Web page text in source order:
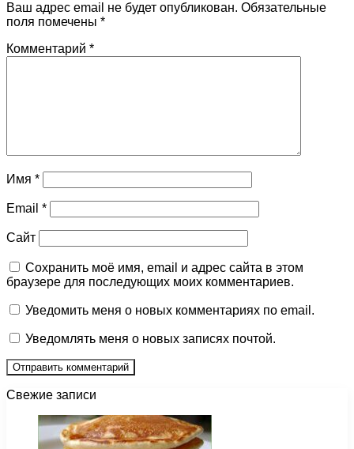
Ваш адрес email не будет опубликован. Обязательные
поля помечены *
Комментарий *
Имя *
Email *
Сайт
Сохранить моё имя, email и адрес сайта в этом
браузере для последующих моих комментариев.
Уведомить меня о новых комментариях по email.
Уведомлять меня о новых записях почтой.
Свежие записи